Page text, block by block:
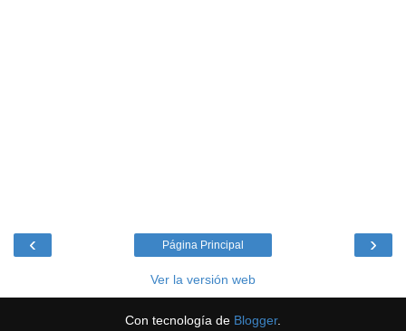
‹ ›
Página Principal
Ver la versión web
Con tecnología de Blogger.